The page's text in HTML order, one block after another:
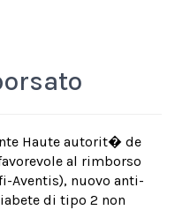
Haute autorit� de
al rimborso
Aventis), nuovo anti-
di tipo 2 non